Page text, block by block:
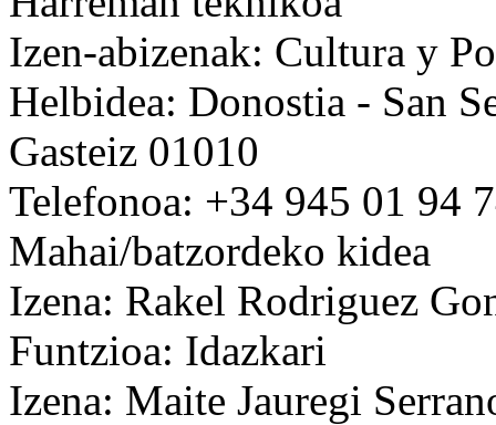
Izen-abizenak: Cultura y
Helbidea: Donostia - San
Gasteiz 01010
Telefonoa: +34 945 01 94
Mahai/batzordeko kidea
Izena: Rakel Rodriguez
Funtzioa: Idazkari
Izena: Maite Jauregi